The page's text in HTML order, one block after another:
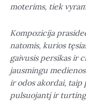
moterims, tiek
Kompozicija
natomis, kurios
gaivusis persikas ir
jausmingu
ir odos akordai,
pulsuojantį ir